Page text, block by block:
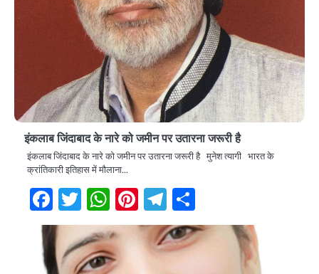
इंकलाब जिंदाबाद के नारे को जमीन पर उतारना जरूरी है
इंकलाब जिंदाबाद के नारे को जमीन पर उतारना जरूरी है मुनेश त्यागी भारत के
क्रांतिकारी इतिहास में मौलाना…
Facebook
Twitter
WhatsApp
Pinterest
Telegram